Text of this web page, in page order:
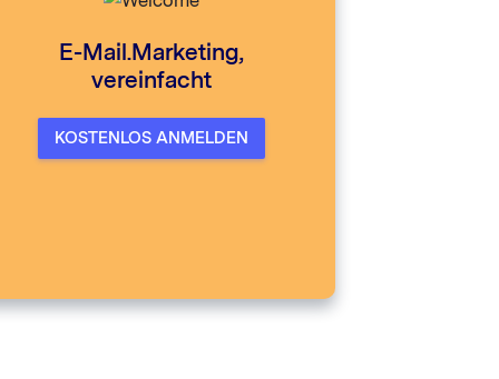
E-Mail.Marketing,
vereinfacht
KOSTENLOS ANMELDEN